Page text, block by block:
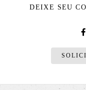
DEIXE SEU